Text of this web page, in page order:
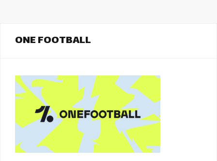
ONE FOOTBALL